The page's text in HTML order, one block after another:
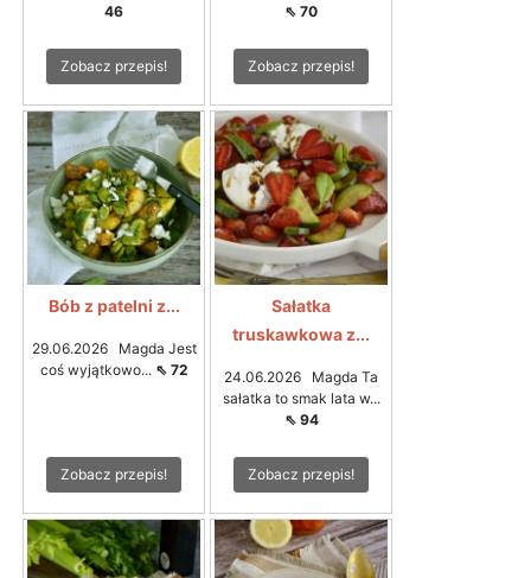
46
Zobacz przepis!
⇖ 70
Zobacz przepis!
Bób z patelni z...
29.06.2026 Magda Jest
coś wyjątkowo... ⇖ 72
Zobacz przepis!
Sałatka
truskawkowa z...
24.06.2026 Magda Ta
sałatka to smak lata w...
⇖ 94
Zobacz przepis!